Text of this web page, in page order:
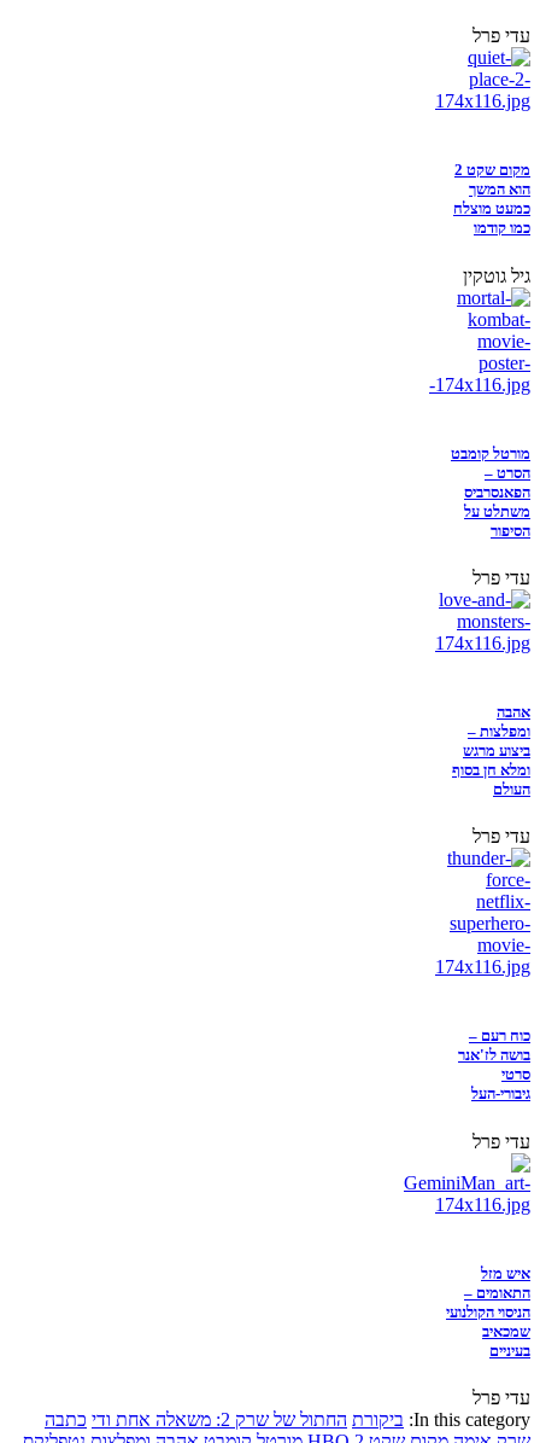
עדי פרל
מקום שקט 2
הוא המשך
כמעט מוצלח
כמו קודמו
גיל גוטקין
מורטל קומבט
הסרט –
הפאנסרביס
משתלט על
הסיפור
עדי פרל
אהבה
ומפלצות –
ביצוע מרגש
ומלא חן בסוף
העולם
עדי פרל
כוח רעם –
בושה לז'אנר
סרטי
גיבורי-העל
עדי פרל
איש מזל
התאומים –
הניסוי הקולנועי
שמכאיב
בעיניים
עדי פרל
In this category: ביקורת החתול של שרק 2: משאלה אחת ודי
כתבה